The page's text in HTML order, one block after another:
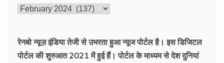
पहले
रेनबो न्यूज़ इंडिया तेजी से उभरता हुआ न्‍यूज पोर्टल है। इस डिजिटल
पोर्टल की शुरुआत 2021 में हुई हैं। पोर्टल के माध्यम से देश दुनियां